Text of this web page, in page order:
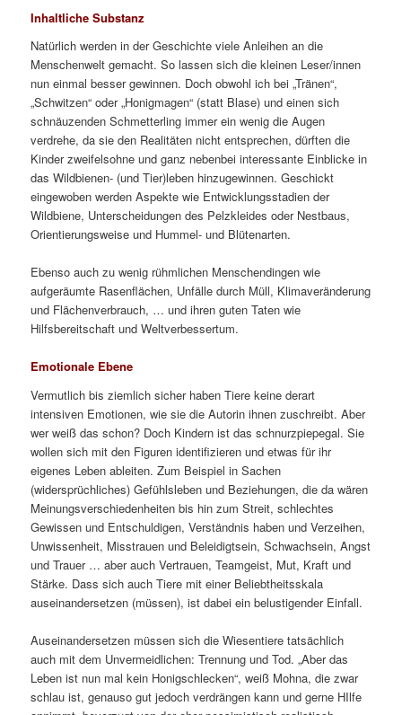
Inhaltliche Substanz
Natürlich werden in der Geschichte viele Anleihen an die
Menschenwelt gemacht. So lassen sich die kleinen Leser/innen
nun einmal besser gewinnen. Doch obwohl ich bei „Tränen“,
„Schwitzen“ oder „Honigmagen“ (statt Blase) und einen sich
schnäuzenden Schmetterling immer ein wenig die Augen
verdrehe, da sie den Realitäten nicht entsprechen, dürften die
Kinder zweifelsohne und ganz nebenbei interessante Einblicke in
das Wildbienen- (und Tier)leben hinzugewinnen. Geschickt
eingewoben werden Aspekte wie Entwicklungsstadien der
Wildbiene, Unterscheidungen des Pelzkleides oder Nestbaus,
Orientierungsweise und Hummel- und Blütenarten.
Ebenso auch zu wenig rühmlichen Menschendingen wie
aufgeräumte Rasenflächen, Unfälle durch Müll, Klimaveränderung
und Flächenverbrauch, … und ihren guten Taten wie
Hilfsbereitschaft und Weltverbessertum.
Emotionale Ebene
Vermutlich bis ziemlich sicher haben Tiere keine derart
intensiven Emotionen, wie sie die Autorin ihnen zuschreibt. Aber
wer weiß das schon? Doch Kindern ist das schnurzpiepegal. Sie
wollen sich mit den Figuren identifizieren und etwas für ihr
eigenes Leben ableiten. Zum Beispiel in Sachen
(widersprüchliches) Gefühlsleben und Beziehungen, die da wären
Meinungsverschiedenheiten bis hin zum Streit, schlechtes
Gewissen und Entschuldigen, Verständnis haben und Verzeihen,
Unwissenheit, Misstrauen und Beleidigtsein, Schwachsein, Angst
und Trauer … aber auch Vertrauen, Teamgeist, Mut, Kraft und
Stärke. Dass sich auch Tiere mit einer Beliebtheitsskala
auseinandersetzen (müssen), ist dabei ein belustigender Einfall.
Auseinandersetzen müssen sich die Wiesentiere tatsächlich
auch mit dem Unvermeidlichen: Trennung und Tod. „Aber das
Leben ist nun mal kein Honigschlecken“, weiß Mohna, die zwar
schlau ist, genauso gut jedoch verdrängen kann und gerne HIlfe